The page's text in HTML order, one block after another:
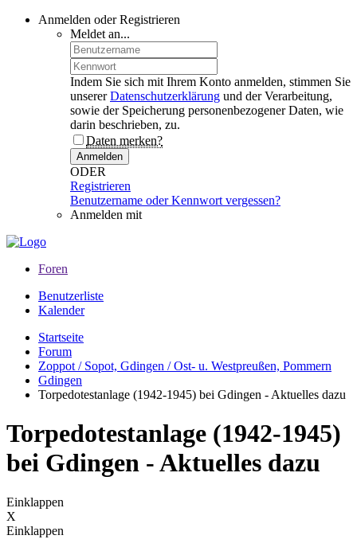
Anmelden oder Registrieren
Meldet an...
Indem Sie sich mit Ihrem Konto anmelden, stimmen Sie
unsererDatenschutzerklärung und der Verarbeitung,
sowie der Speicherung personenbezogener Daten, wie
darin beschrieben, zu.
Daten merken?
Anmelden
ODER
Registrieren
Benutzername oder Kennwort vergessen?
Anmelden mit
Foren
Benutzerliste
Kalender
Startseite
Forum
Zoppot / Sopot, Gdingen / Ost- u. Westpreußen, Pommern
Gdingen
Torpedotestanlage (1942-1945) bei Gdingen - Aktuelles dazu
Torpedotestanlage (1942-1945)
bei Gdingen - Aktuelles dazu
Einklappen
X
Einklappen